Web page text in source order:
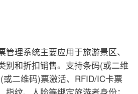
理系统主要应用于旅游景区、
别和折扣销售。支持条码(或二维
二维码)票激活、RFID/IC卡票